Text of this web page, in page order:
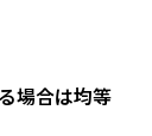
場合は均等